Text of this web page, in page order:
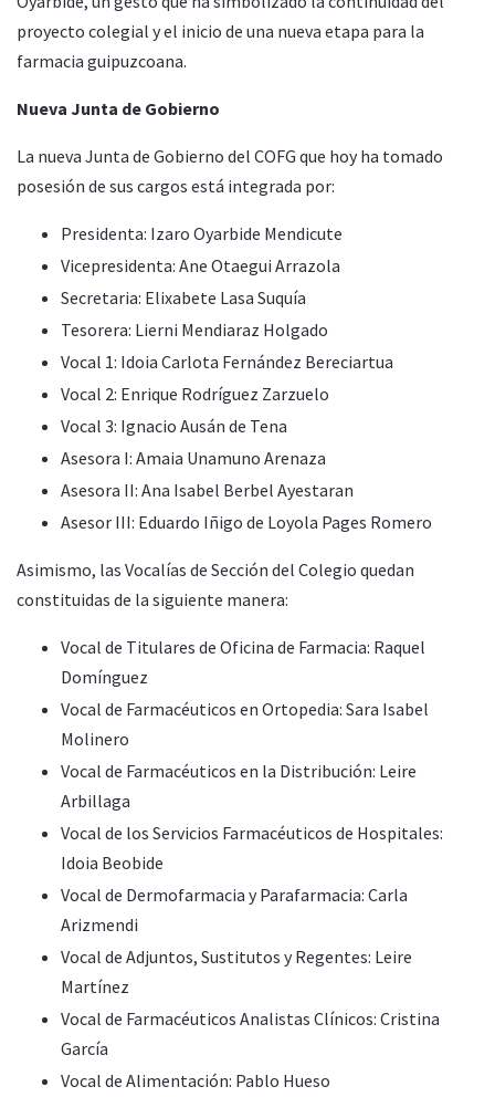
proyecto colegial y el inicio de una nueva etapa para la
farmacia guipuzcoana.
Nueva Junta de Gobierno
La nueva Junta de Gobierno del COFG que hoy ha tomado
posesión de sus cargos está integrada por:
Presidenta: Izaro Oyarbide Mendicute
Vicepresidenta: Ane Otaegui Arrazola
Secretaria: Elixabete Lasa Suquía
Tesorera: Lierni Mendiaraz Holgado
Vocal 1: Idoia Carlota Fernández Bereciartua
Vocal 2: Enrique Rodríguez Zarzuelo
Vocal 3: Ignacio Ausán de Tena
Asesora I: Amaia Unamuno Arenaza
Asesora II: Ana Isabel Berbel Ayestaran
Asesor III: Eduardo Iñigo de Loyola Pages Romero
Asimismo, las Vocalías de Sección del Colegio quedan
constituidas de la siguiente manera:
Vocal de Titulares de Oficina de Farmacia: Raquel
Domínguez
Vocal de Farmacéuticos en Ortopedia: Sara Isabel
Molinero
Vocal de Farmacéuticos en la Distribución: Leire
Arbillaga
Vocal de los Servicios Farmacéuticos de Hospitales:
Idoia Beobide
Vocal de Dermofarmacia y Parafarmacia: Carla
Arizmendi
Vocal de Adjuntos, Sustitutos y Regentes: Leire
Martínez
Vocal de Farmacéuticos Analistas Clínicos: Cristina
García
Vocal de Alimentación: Pablo Hueso